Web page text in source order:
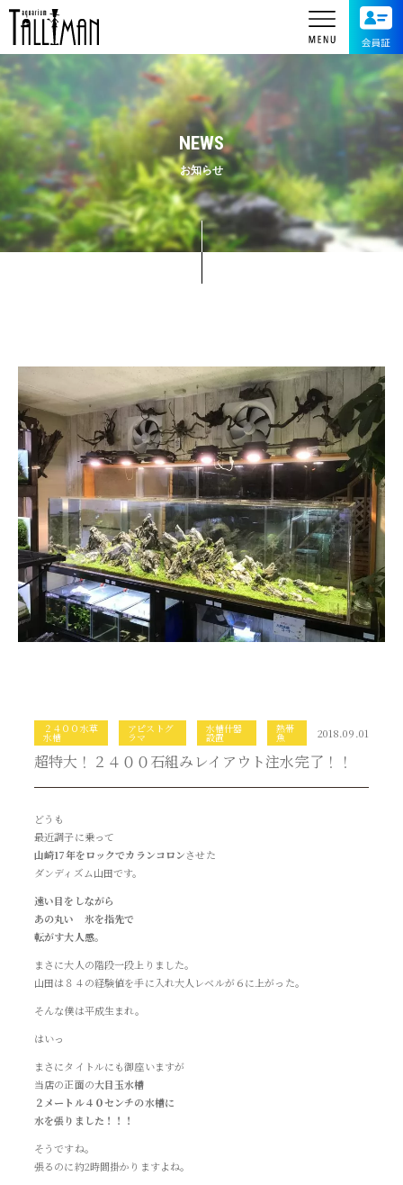
NEWS
お知らせ
２４００水草
水槽
アピストグ
ラマ
水槽什器
設置
熱帯
魚 2018.09.01
超特大！２４００石組みレイアウト注水完了！！
どうも
最近調子に乗って
山崎17年をロックでカランコロンさせた
ダンディズム山田です。
遠い目をしながら
あの丸い 氷を指先で
転がす大人感。
まさに大人の階段一段上りました。
山田は８４の経験値を手に入れ大人レベルが６に上がった。
そんな僕は平成生まれ。
はいっ
まさにタイトルにも御座いますが
当店の正面の大目玉水槽
２メートル４０センチの水槽に
水を張りました！！！
そうですね。
張るのに約2時間掛かりますよね。